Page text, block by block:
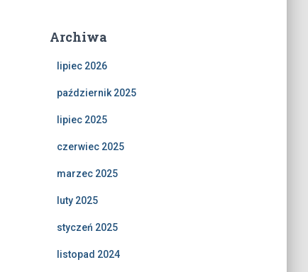
Archiwa
lipiec 2026
październik 2025
lipiec 2025
czerwiec 2025
marzec 2025
luty 2025
styczeń 2025
listopad 2024